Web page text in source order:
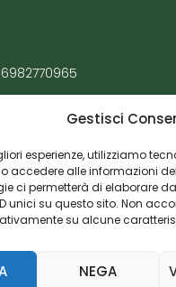
Gestisci
esperienze, utilizziamo
accedere alle informazioni
ci permetterà di elaborare
unici su questo sito. Non
su alcune
NEGA